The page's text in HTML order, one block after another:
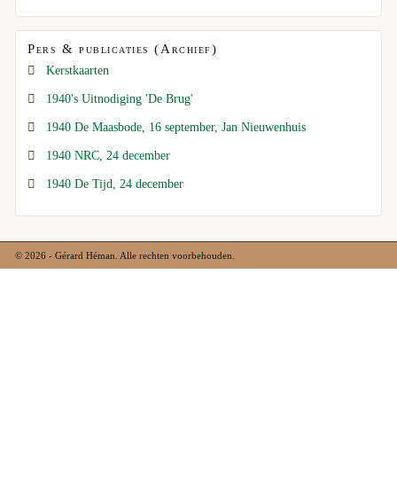
Pers & publicaties (Archief)
Kerstkaarten
1940's Uitnodiging 'De Brug'
1940 De Maasbode, 16 september, Jan Nieuwenhuis
1940 NRC, 24 december
1940 De Tijd, 24 december
© 2026 - Gérard Héman. Alle rechten voorbehouden.